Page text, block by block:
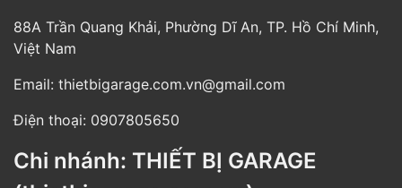
88A Trần Quang Khải, Phường Dĩ An, TP. Hồ Chí Minh,
Việt Nam
Email: thietbigarage.com.vn@gmail.com
Điện thoại: 0907805650
Chi nhánh: THIẾT BỊ GARAGE